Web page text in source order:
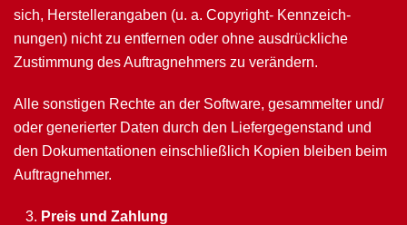
sich, Herstellerangaben (u. a. Copyright- Kennzeich­
nungen) nicht zu entfernen oder ohne ausdrückliche
Zustimmung des Auftragnehmers zu verändern.
Alle sonstigen Rechte an der Software, gesammelter und/
oder generierter Daten durch den Liefergegenstand und
den Dokumentationen einschließlich Kopien bleiben beim
Auftragnehmer.
Preis und Zahlung